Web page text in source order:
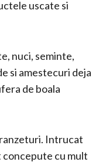
uscate si
nuci, seminte,
si amestecuri deja
de boala
Intrucat
concepute cu mult